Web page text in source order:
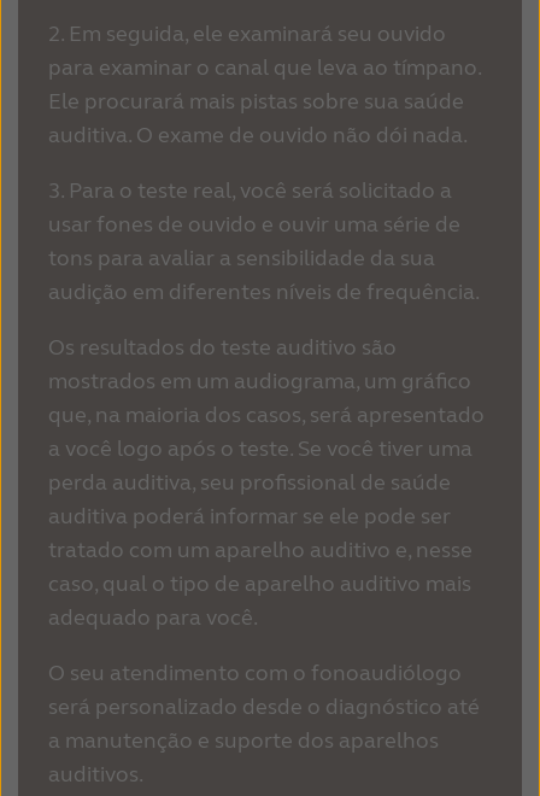
United States Österreich
عربي
2. Em seguida, ele examinará seu ouvido
para examinar o canal que leva ao tímpano.
Ele procurará mais pistas sobre sua saúde
auditiva. O exame de ouvido não dói nada.
3. Para o teste real, você será solicitado a
usar fones de ouvido e ouvir uma série de
tons para avaliar a sensibilidade da sua
audição em diferentes níveis de frequência.
Os resultados do teste auditivo são
mostrados em um audiograma, um gráfico
que, na maioria dos casos, será apresentado
a você logo após o teste. Se você tiver uma
perda auditiva, seu profissional de saúde
auditiva poderá informar se ele pode ser
tratado com um aparelho auditivo e, nesse
caso, qual o tipo de aparelho auditivo mais
adequado para você.
O seu atendimento com o fonoaudiólogo
será personalizado desde o diagnóstico até
a manutenção e suporte dos aparelhos
auditivos.